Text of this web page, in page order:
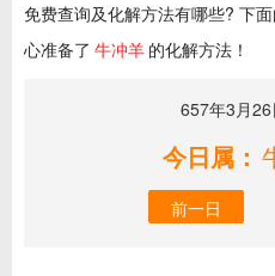
免费查询及化解方法有哪些? 下
心准备了 牛冲羊 的化解方法！
657年3月26
今日属：
前一日